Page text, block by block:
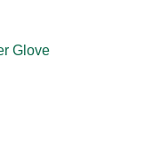
Glove